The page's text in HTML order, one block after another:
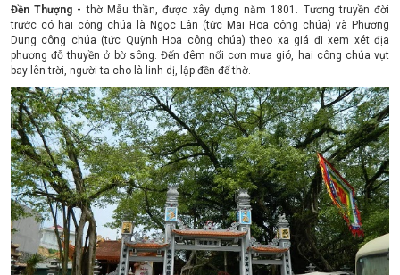
Đền Thượng - thờ Mẫu thần, được xây dựng năm 1801. Tương truyền đời
trước có hai công chúa là Ngọc Lân (tức Mai Hoa công chúa) và Phương
Dung công chúa (tức Quỳnh Hoa công chúa) theo xa giá đi xem xét địa
phương đỗ thuyền ở bờ sông. Đến đêm nổi cơn mưa gió, hai công chúa vụt
bay lên trời, người ta cho là linh dị, lập đền để thờ.